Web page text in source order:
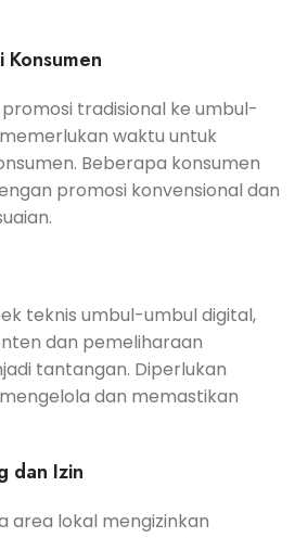
Konsumen
tradisional ke umbul-
waktu untuk
Beberapa konsumen
promosi konvensional dan
teknis umbul-umbul digital,
dan pemeliharaan
tantangan. Diperlukan
dan memastikan
dan Izin
area lokal mengizinkan